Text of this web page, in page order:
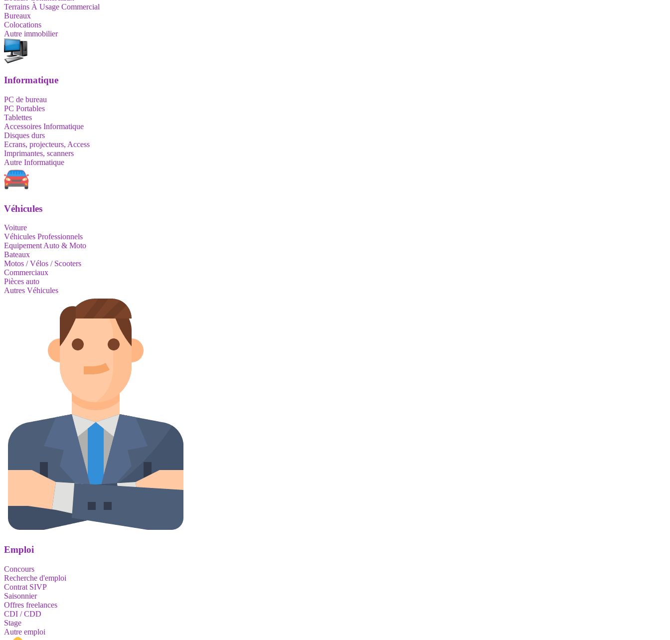
Terrains À Usage Commercial
Bureaux
Colocations
Autre immobilier
Informatique
PC de bureau
PC Portables
Tablettes
Accessoires Informatique
Disques durs
Ecrans, projecteurs, Access
Imprimantes, scanners
Autre Informatique
Véhicules
Voiture
Véhicules Professionnels
Equipement Auto & Moto
Bateaux
Motos / Vélos / Scooters
Commerciaux
Pièces auto
Autres Véhicules
Emploi
Concours
Recherche d'emploi
Contrat SIVP
Saisonnier
Offres freelances
CDI / CDD
Stage
Autre emploi